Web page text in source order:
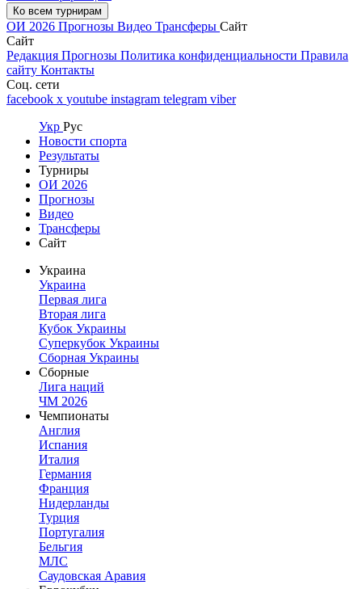
Ко всем турнирам
ОИ 2026 Прогнозы Видео Трансферы Сайт
Сайт
Редакция Прогнозы Политика конфиденциальности Правила
сайту Контакты
Соц. сети
facebook x youtube instagram telegram viber
Укр Рус
Новости спорта
Результаты
Турниры
ОИ 2026
Прогнозы
Видео
Трансферы
Сайт
Украина
Украина
Первая лига
Вторая лига
Кубок Украины
Суперкубок Украины
Сборная Украины
Сборные
Лига наций
ЧМ 2026
Чемпионаты
Англия
Испания
Италия
Германия
Франция
Нидерланды
Турция
Португалия
Бельгия
МЛС
Саудовская Аравия